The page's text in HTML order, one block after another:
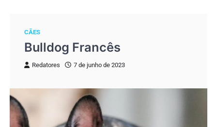
CÃES
Bulldog Francês
Redatores 7 de junho de 2023